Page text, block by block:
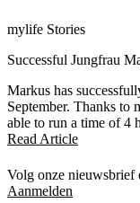
mylife Stories
Successful Jungfrau
Markus has
September. Thanks to
able to run a time of 4
Read Article
Volg onze nieuwsbrief
Aanmelden